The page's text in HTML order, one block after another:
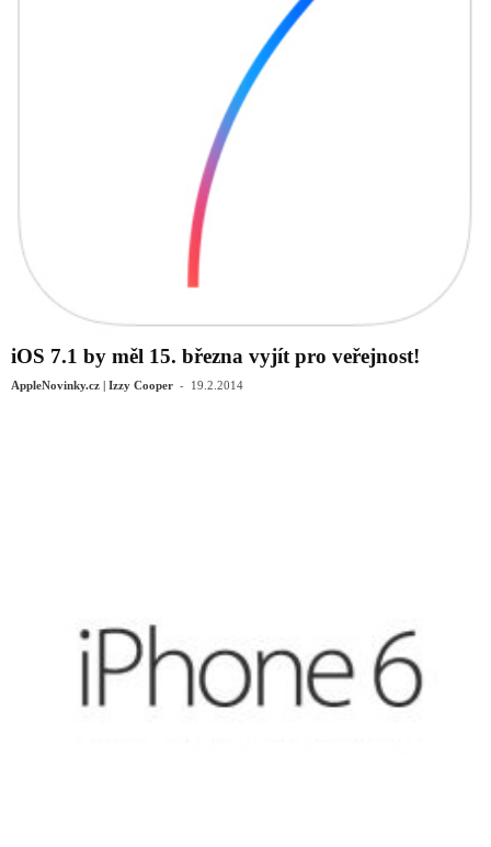
iOS 7.1 by měl 15. března vyjít pro veřejnost!
AppleNovinky.cz | Izzy Cooper - 19.2.2014